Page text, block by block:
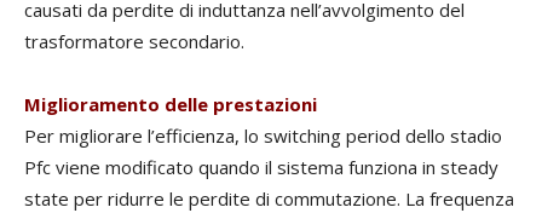
causati da perdite di induttanza nell’avvolgimento del
trasformatore secondario.
Miglioramento delle prestazioni
Per migliorare l’efficienza, lo switching period dello stadio
Pfc viene modificato quando il sistema funziona in steady
state per ridurre le perdite di commutazione. La frequenza